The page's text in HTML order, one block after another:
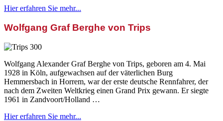
Hier erfahren Sie mehr...
Wolfgang Graf Berghe von Trips
Wolfgang Alexander Graf Berghe von Trips, geboren am 4. Mai
1928 in Köln, aufgewachsen auf der väterlichen Burg
Hemmersbach in Horrem, war der erste deutsche Rennfahrer, der
nach dem Zweiten Weltkrieg einen Grand Prix gewann. Er siegte
1961 in Zandvoort/Holland …
Hier erfahren Sie mehr...